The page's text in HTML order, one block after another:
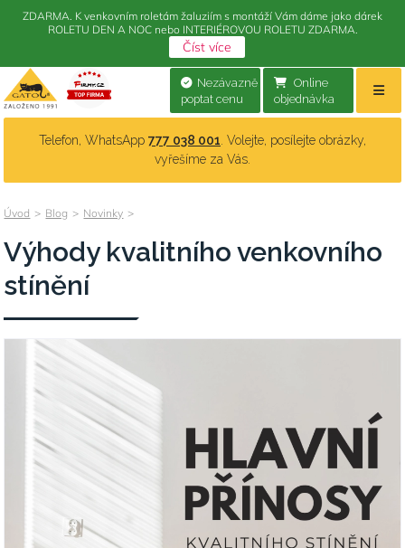
Online
objednávka
Nezávazně
poptat cenu
Telefon, WhatsApp 777 038 001 . Volejte, posílejte obrázky,
vyřešíme za Vás.
Úvod > Blog > Novinky >
Výhody kvalitního venkovního
stínění
ZDARMA. K venkovním roletám žaluziím s montáží Vám dáme jako dárek
ROLETU DEN A NOC nebo INTERIÉROVOU ROLETU ZDARMA.
Číst více